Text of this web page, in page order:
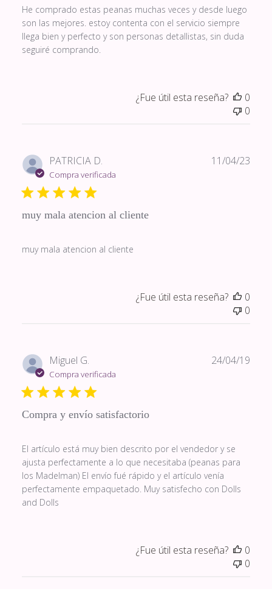
He comprado estas peanas muchas veces y desde luego
son las mejores. estoy contenta con el servicio siempre
llega bien y perfecto y son personas detallistas, sin duda
seguiré comprando.
¿Fue útil esta reseña?
0
0
PATRICIA D.
Compra verificada
muy mala atencion al cliente
muy mala atencion al cliente
11/04/23
¿Fue útil esta reseña?
0
0
Miguel G.
Compra verificada
Compra y envío satisfactorio
El artículo está muy bien descrito por el vendedor y se
ajusta perfectamente a lo que necesitaba (peanas para
los Madelman) El envío fué rápido y el artículo venía
perfectamente empaquetado. Muy satisfecho con Dolls
and Dolls
24/04/19
¿Fue útil esta reseña?
0
0